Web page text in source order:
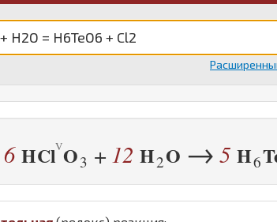
6 HCl O3 + 12 H2O → 5 H6